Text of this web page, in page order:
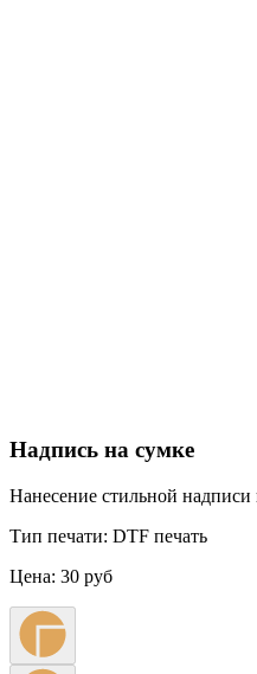
Надпись на сумке
Нанесение стильной
Тип печати: DTF печать
Цена: 30 руб